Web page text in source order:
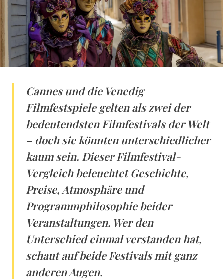
Cannes und die Venedig
Filmfestspiele gelten als zwei der
bedeutendsten Filmfestivals der Welt
– doch sie könnten unterschiedlicher
kaum sein. Dieser Filmfestival-
Vergleich beleuchtet Geschichte,
Preise, Atmosphäre und
Programmphilosophie beider
Veranstaltungen. Wer den
Unterschied einmal verstanden hat,
schaut auf beide Festivals mit ganz
anderen Augen.